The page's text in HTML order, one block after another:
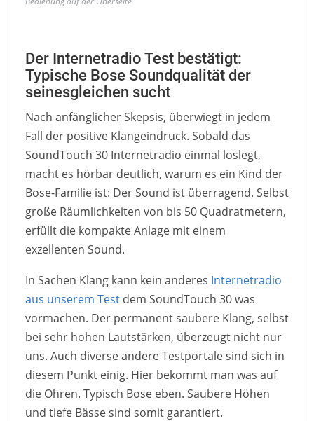
Der Internetradio Test bestätigt:
Typische Bose Soundqualität der
seinesgleichen sucht
Nach anfänglicher Skepsis, überwiegt in jedem
Fall der positive Klangeindruck. Sobald das
SoundTouch 30 Internetradio einmal loslegt,
macht es hörbar deutlich, warum es ein Kind der
Bose-Familie ist: Der Sound ist überragend. Selbst
große Räumlichkeiten von bis 50 Quadratmetern,
erfüllt die kompakte Anlage mit einem
exzellenten Sound.
In Sachen Klang kann kein anderes Internetradio
aus unserem Test dem SoundTouch 30 was
vormachen. Der permanent saubere Klang, selbst
bei sehr hohen Lautstärken, überzeugt nicht nur
uns. Auch diverse andere Testportale sind sich in
diesem Punkt einig. Hier bekommt man was auf
die Ohren. Typisch Bose eben. Saubere Höhen
und tiefe Bässe sind somit garantiert.